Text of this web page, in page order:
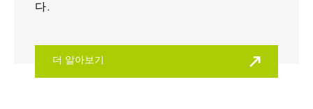
다.
더 알아보기